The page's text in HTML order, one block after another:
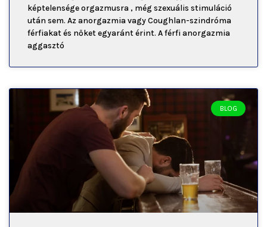
képtelensége orgazmusra , még szexuális stimuláció
után sem. Az anorgazmia vagy Coughlan-szindróma
férfiakat és nőket egyaránt érint. A férfi anorgazmia
aggasztó
BLOG